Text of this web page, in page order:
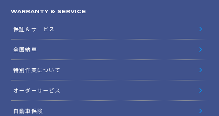
WARRANTY & SERVICE
保証＆サービス
全国納車
特別作業について
オーダーサービス
自動車保険